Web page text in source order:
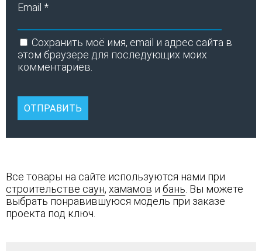
Email *
Сохранить моё имя, email и адрес сайта в
этом браузере для последующих моих
комментариев.
Все товары на сайте используются нами при
строительстве саун, хамамов и бань . Вы можете
выбрать понравившуюся модель при заказе
проекта под ключ.